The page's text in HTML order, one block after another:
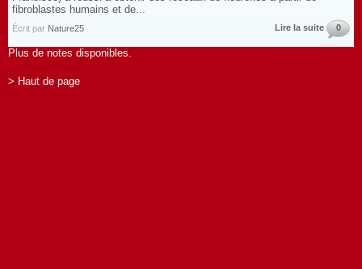
fibroblastes humains et de...
Écrit par Nature25 Lire la suite 0
Plus de notes disponibles.
> Haut de page